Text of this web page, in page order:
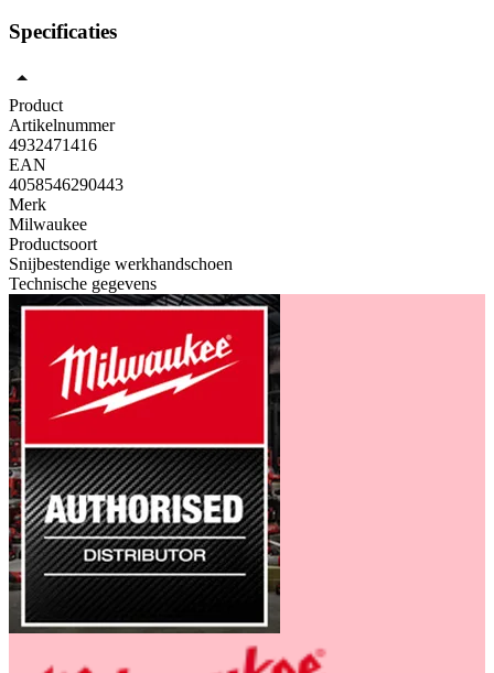
Specificaties
Product
Artikelnummer
4932471416
EAN
4058546290443
Merk
Milwaukee
Productsoort
Snijbestendige werkhandschoen
Technische gegevens